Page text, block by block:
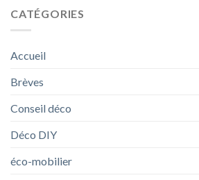
CATÉGORIES
Accueil
Brèves
Conseil déco
Déco DIY
éco-mobilier